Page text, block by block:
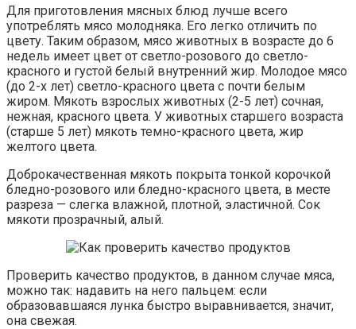
Для приготовления мясных блюд лучше всего
употреблять мясо молодняка. Его легко отличить по
цвету. Таким образом, мясо животных в возрасте до 6
недель имеет цвет от светло-розового до светло-
красного и густой белый внутренний жир. Молодое мясо
(до 2-х лет) светло-красного цвета с почти белым
жиром. Мякоть взрослых животных (2-5 лет) сочная,
нежная, красного цвета. У животных старшего возраста
(старше 5 лет) мякоть темно-красного цвета, жир
желтого цвета.
Доброкачественная мякоть покрыта тонкой корочкой
бледно-розового или бледно-красного цвета, в месте
разреза — слегка влажной, плотной, эластичной. Сок
мякоти прозрачный, алый.
Проверить качество продуктов, в данном случае мяса,
можно так: надавить на него пальцем: если
образовавшаяся лунка быстро выравнивается, значит,
она свежая.